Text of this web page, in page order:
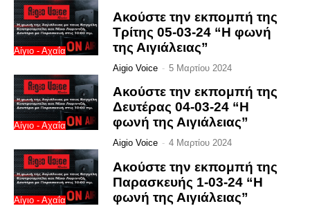
Αίγιο - Αχαΐα
Ακούστε την εκπομπή της
Τρίτης 05-03-24 “Η φωνή
της Αιγιάλειας”
Aigio Voice - 5 Μαρτίου 2024
Αίγιο - Αχαΐα
Ακούστε την εκπομπή της
Δευτέρας 04-03-24 “Η
φωνή της Αιγιάλειας”
Aigio Voice - 4 Μαρτίου 2024
Αίγιο - Αχαΐα
Ακούστε την εκπομπή της
Παρασκευής 1-03-24 “Η
φωνή της Αιγιάλειας”